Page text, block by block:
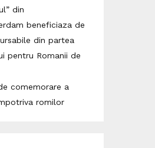
din
beneficiaza de
din partea
pentru Romanii de
comemorare a
romilor